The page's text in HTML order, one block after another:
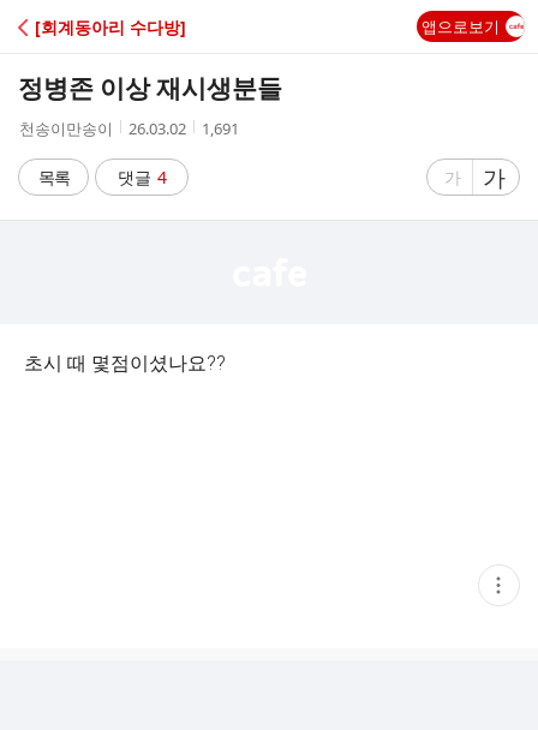
C
A
[회계동아리 수다방] 앱으로보기
정병존 이상 재시생분들
작
자
천송이만송이
작
시
간
26.03.02
조
1,691
목록 댓글 4
글
가
글
자
가
초시 때 몇점이셨나요??
현
재